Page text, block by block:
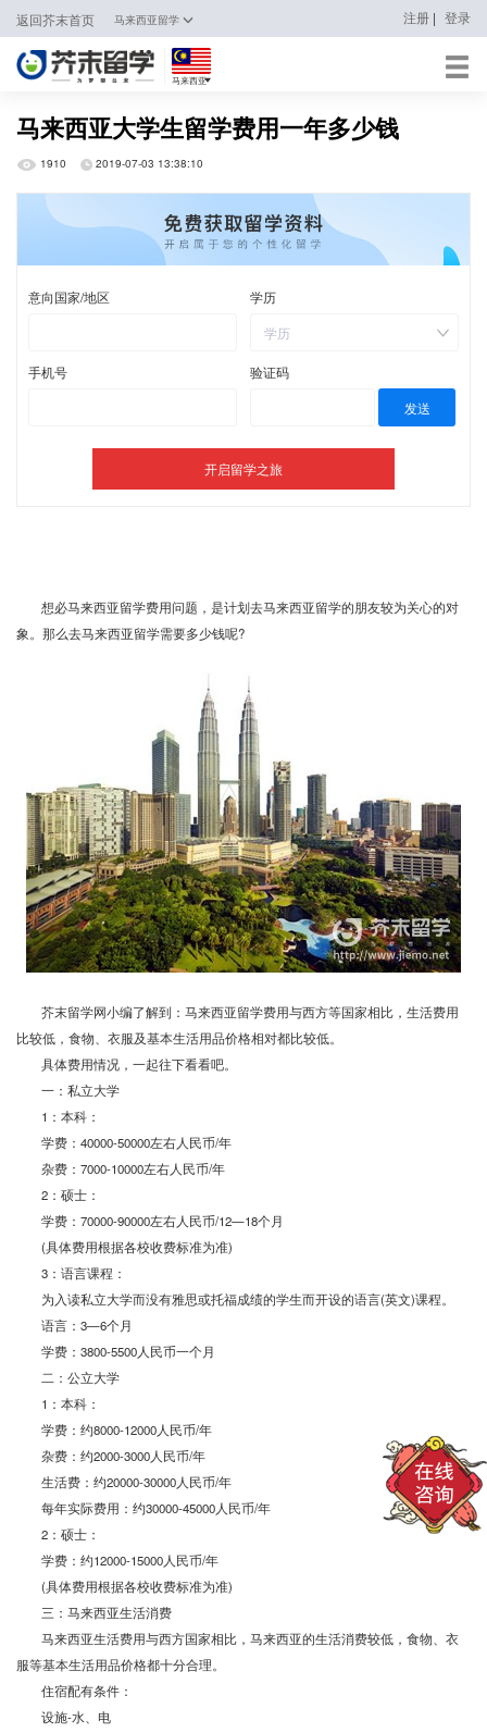
返回芥末首页 马来西亚留学 注册 | 登录
马来西亚
韩国
新加坡
马来西亚大学生留学费用一年多少钱
1910 2019-07-03 13:38:10
想必马来西亚留学费用问题，是计划去马来西亚留学的朋友较为关心的对
象。那么去马来西亚留学需要多少钱呢?
芥末留学网小编了解到：马来西亚留学费用与西方等国家相比，生活费用
比较低，食物、衣服及基本生活用品价格相对都比较低。
具体费用情况，一起往下看看吧。
一：私立大学
1 ：本科：
学费： 40000-50000左右人民币/年
杂费： 7000-10000左右人民币/年
2 ：硕士：
学费： 70000-90000左右人民币/12—18个月
(具体费用根据各校收费标准为准)
3 ：语言课程：
为入读私立大学而没有雅思或托福成绩的学生而开设的语言(英文)课程。
语言： 3—6个月
学费： 3800-5500人民币一个月
二：公立大学
1 ：本科：
学费：约8000-12000人民币/年
杂费：约2000-3000人民币/年
生活费：约20000-30000人民币/年
每年实际费用：约30000-45000人民币/年
2 ：硕士：
学费：约12000-15000人民币/年
(具体费用根据各校收费标准为准)
三：马来西亚生活消费
马来西亚生活费用与西方国家相比，马来西亚的生活消费较低，食物、衣
服等基本生活用品价格都十分合理。
住宿配有条件：
设施-水、电